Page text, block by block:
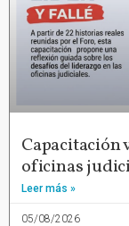
oficinas
Leer más »
05/08/2026